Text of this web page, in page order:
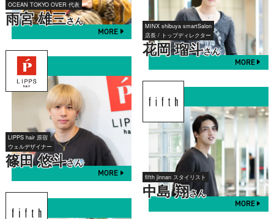
OCEAN TOKYO OVER 代表
雨宮 雄三さん
MORE
MINX shibuya smartSalon
店長 / トップディレクター
花岡 瑠斗さん
MORE
LIPPS hair 原宿
ウェルデザイナー
篠田 悠斗さん
MORE fifth jinnan スタイリスト
中島 翔さん
MORE